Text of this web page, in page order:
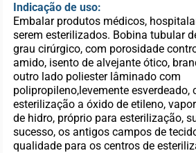
Indicação de uso:
Embalar produtos médicos,
serem esterilizados. Bobina tubular
grau cirúrgico, com porosidade
amido, isento de alvejante ótico,
outro lado poliester lâminado com
polipropileno,levemente esverdeado,
esterilização a óxido de etileno,
de hidro, próprio para esterilização,
sucesso, os antigos campos de
qualidade para os centros de